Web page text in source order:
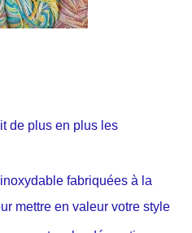
de plus en plus les
fabriquées à la
mettre en valeur votre style